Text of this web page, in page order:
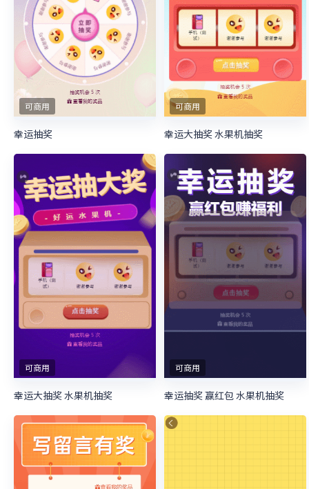
可商用
幸运抽奖
可商用
幸运大抽奖 水果机抽奖
可商用
幸运大抽奖 水果机抽奖
可商用
幸运抽奖 赢红包 水果机抽奖